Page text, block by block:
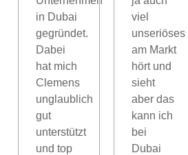
in Dubai
gegründet.
Dabei
hat mich
Clemens
unglaublich
gut
unterstützt
und top
viel
unseriöses
am Markt
hört und
sieht
aber das
kann ich
bei
Dubai